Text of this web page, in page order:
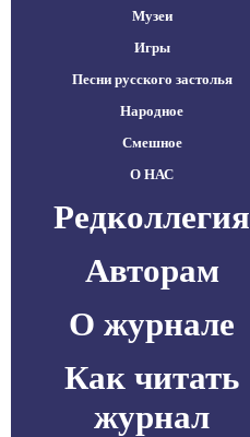
Музеи
Игры
Песни русского застолья
Народное
Смешное
О НАС
Редколлегия
Авторам
О журнале
Как читать
журнал